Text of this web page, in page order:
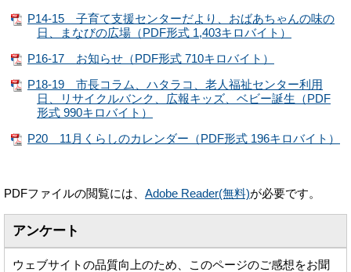
P14-15 子育て支援センターだより、おばあちゃんの味の
日、まなびの広場（PDF形式 1,403キロバイト）
P16-17 お知らせ（PDF形式 710キロバイト）
P18-19 市長コラム、ハタラコ、老人福祉センター利用
日、リサイクルバンク、広報キッズ、ベビー誕生（PDF
形式 990キロバイト）
P20 11月くらしのカレンダー（PDF形式 196キロバイト）
PDFファイルの閲覧には、 Adobe Reader(無料)が必要です。
アンケート
ウェブサイトの品質向上のため、このページのご感想をお聞